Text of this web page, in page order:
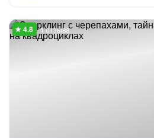
4 отзыва